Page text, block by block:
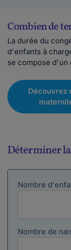
Combien de
La durée du
d'enfants à
se compose d'un
Découvrez
Déterminer
Nombre
Nombre de